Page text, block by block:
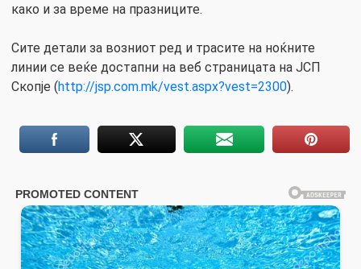
како и за време на празниците.
Сите детали за возниот ред и трасите на ноќните
линии се веќе достапни на веб страницата на ЈСП
Скопје (http://jsp.com.mk/vest.aspx?vest=2300).